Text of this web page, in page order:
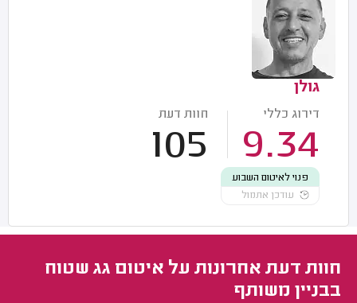
גולן
דירוג כללי
9.34
חוות דעת
105
פנוי לאיטום השבוע
עודכן אתמול
חוות דעת אחרונות על איטום גג שטוח
בבניין משותף